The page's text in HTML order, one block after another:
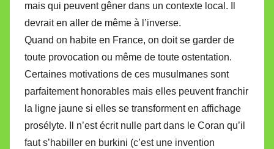
mais qui peuvent gêner dans un contexte local. Il
devrait en aller de même à l’inverse.
Quand on habite en France, on doit se garder de
toute provocation ou même de toute ostentation.
Certaines motivations de ces musulmanes sont
parfaitement honorables mais elles peuvent franchir
la ligne jaune si elles se transforment en affichage
prosélyte. Il n’est écrit nulle part dans le Coran qu’il
faut s’habiller en burkini (c’est une invention